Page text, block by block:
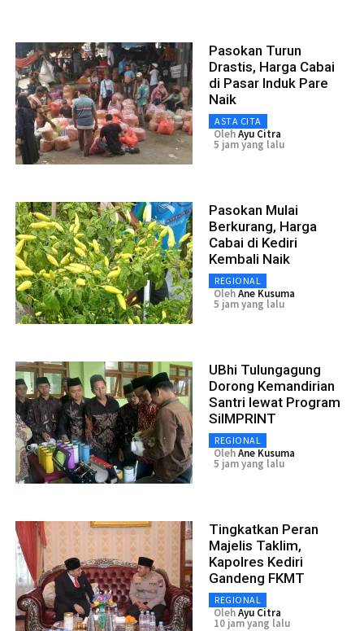
Pasokan Turun
Drastis, Harga Cabai
di Pasar Induk Pare
Naik
ASTA CITA
OlehAyu Citra
5 jam yang lalu
Pasokan Mulai
Berkurang, Harga
Cabai di Kediri
Kembali Naik
REGIONAL
OlehAne Kusuma
5 jam yang lalu
UBhi Tulungagung
Dorong Kemandirian
Santri lewat Program
SiIMPRINT
REGIONAL
OlehAne Kusuma
5 jam yang lalu
Tingkatkan Peran
Majelis Taklim,
Kapolres Kediri
Gandeng FKMT
REGIONAL
OlehAyu Citra
10 jam yang lalu